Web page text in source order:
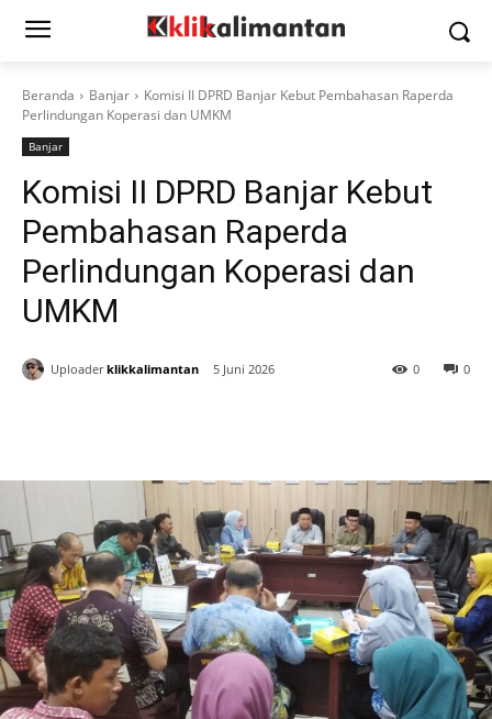
Beranda Banjar
Komisi II DPRD Banjar Kebut Pembahasan Raperda
Perlindungan Koperasi dan UMKM
Banjar
Komisi II DPRD Banjar Kebut
Pembahasan Raperda
Perlindungan Koperasi dan
UMKM
Uploader klikkalimantan 5 Juni 2026 0
0